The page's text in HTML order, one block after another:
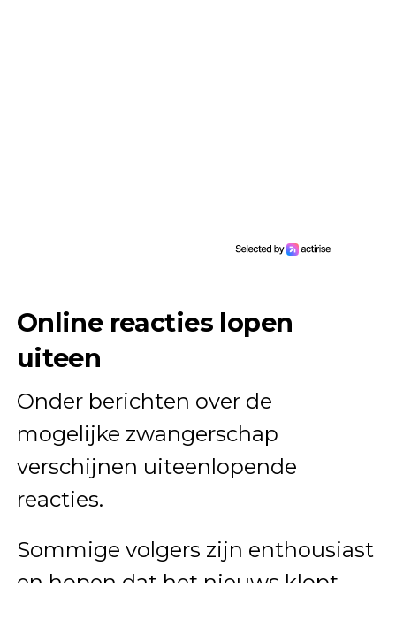
Online reacties lopen
uiteen
Onder berichten over de
mogelijke zwangerschap
verschijnen uiteenlopende
reacties.
Sommige volgers zijn enthousiast
en hopen dat het nieuws klopt.